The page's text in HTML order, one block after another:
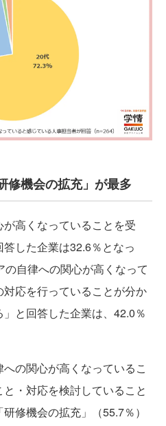
修機会の拡充」が最多
高くなっていることを受
した企業は32.6％となっ
自律への関心が高くなって
応を行っていることが分か
と回答した企業は、42.0％
の関心が高くなっているこ
・対応を検討していること
修機会の拡充」（55.7％）